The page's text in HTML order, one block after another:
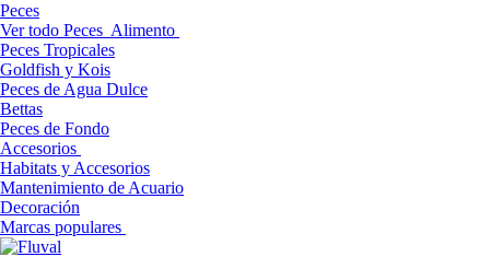
Peces
Ver todo Peces Alimento
Peces Tropicales
Goldfish y Kois
Peces de Agua Dulce
Bettas
Peces de Fondo
Accesorios
Habitats y Accesorios
Mantenimiento de Acuario
Decoración
Marcas populares